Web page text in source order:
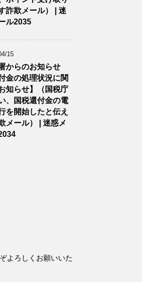
詐欺メール） | 迷
ル2035
15
からのお知らせ
金の処理状況に関
知らせ】（国税庁
、国税還付金の電
を開始したと伝え
メール） | 迷惑メ
よろしくお願いいた